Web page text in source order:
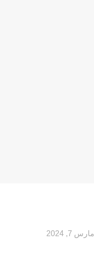
مارس 7, 2024